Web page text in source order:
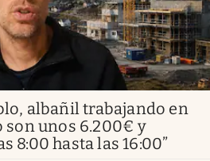
albañil trabajando en
son unos 6.200€ y
8:00 hasta las 16:00”